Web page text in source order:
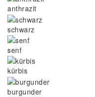
anthrazit
schwarz
senf
kürbis
burgunder